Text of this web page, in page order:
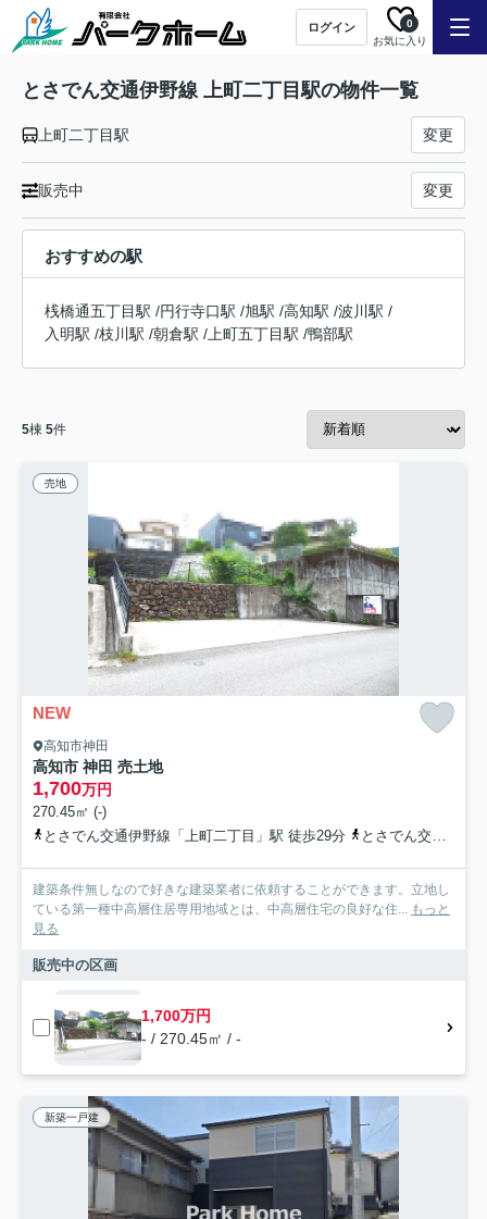
ログイン
お気に入り
0
とさでん交通伊野線 上町二丁目駅の物件一覧
上町二丁目駅 変更
販売中 変更
おすすめの駅
桟橋通五丁目駅 /円行寺口駅 /旭駅 /高知駅 /波川駅 /
入明駅 /枝川駅 /朝倉駅 / 上町五丁目駅 /鴨部駅
5棟 5件
売地
NEW
高知市神田
高知市 神田 売土地
1,700万円
270.45㎡ (-)
とさでん交通伊野線「上町二丁目」駅 徒歩29分
とさでん交通「吉野緑ヶ丘」バス停下車 徒歩2分
建築条件無しなので好きな建築業者に依頼することができます。立地し
ている第一種中高層住居専用地域とは、中高層住宅の良好な住... もっと
見る
販売中の区画
1,700万円
- / 270.45㎡ / -
新築一戸建